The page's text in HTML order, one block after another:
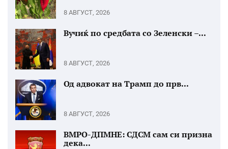
8 АВГУСТ, 2026
Вучиќ по средбата со Зеленски –...
8 АВГУСТ, 2026
Од адвокат на Трамп до прв...
8 АВГУСТ, 2026
ВМРО-ДПМНЕ: СДСМ сам си призна
дека...